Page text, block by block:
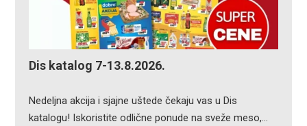
Dis katalog 7-13.8.2026.
Nedeljna akcija i sjajne uštede čekaju vas u Dis
katalogu! Iskoristite odlične ponude na sveže meso,…